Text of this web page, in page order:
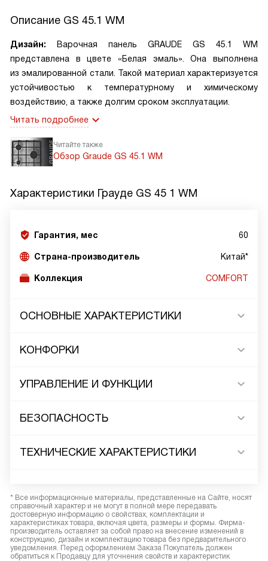
Описание GS 45.1 WM
Дизайн: Варочная панель GRAUDE GS 45.1 WM
представлена в цвете «Белая эмаль». Она выполнена
из эмалированной стали. Такой материал характеризуется
устойчивостью к температурному и химическому
воздействию, а также долгим сроком эксплуатации.
Читать подробнее
Читайте также
Обзор Graude GS 45.1 WM
Характеристики Грауде GS 45 1 WM
Гарантия, мес 60
Страна-производитель Китай*
Коллекция COMFORT
ОСНОВНЫЕ ХАРАКТЕРИСТИКИ
КОНФОРКИ
УПРАВЛЕНИЕ И ФУНКЦИИ
БЕЗОПАСНОСТЬ
ТЕХНИЧЕСКИЕ ХАРАКТЕРИСТИКИ
* Все информационные материалы, представленные на Сайте, носят
справочный характер и не могут в полной мере передавать
достоверную информацию о свойствах, комплектации и
характеристиках товара, включая цвета, размеры и формы. Фирма-
производитель оставляет за собой право на внесение изменений в
конструкцию, дизайн и комплектацию товара без предварительного
уведомления. Перед оформлением Заказа Покупатель должен
обратиться к Продавцу для уточнения свойств и характеристик